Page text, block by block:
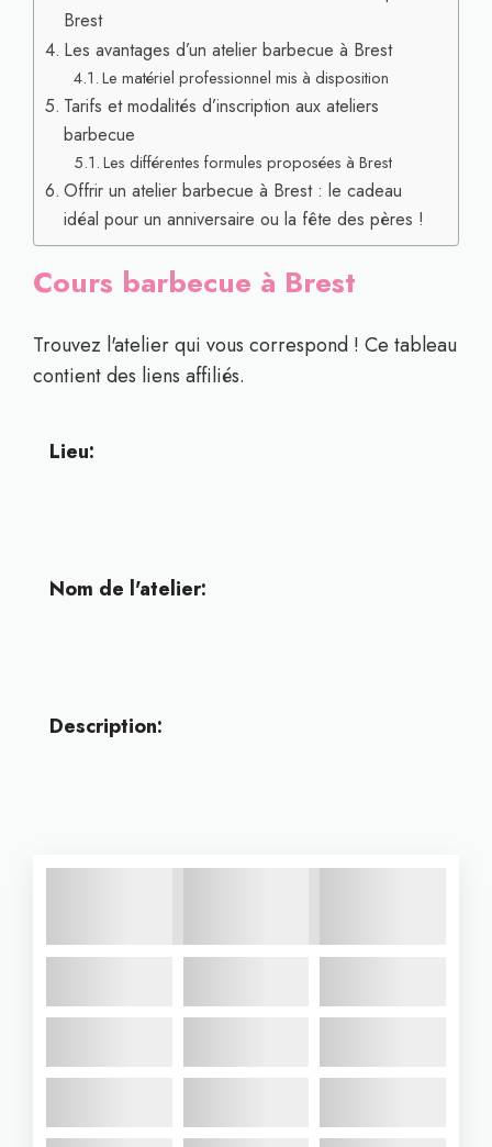
Brest
Les avantages d’un atelier barbecue à Brest
Le matériel professionnel mis à disposition
Tarifs et modalités d’inscription aux ateliers
barbecue
Les différentes formules proposées à Brest
Offrir un atelier barbecue à Brest : le cadeau
idéal pour un anniversaire ou la fête des pères !
Cours barbecue à Brest
Trouvez l'atelier qui vous correspond ! Ce tableau
contient des liens affiliés.
Lieu:
Nom de l'atelier:
Description: